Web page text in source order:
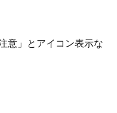
意」とアイコン表示な